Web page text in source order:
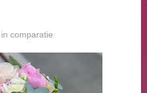
comparatie